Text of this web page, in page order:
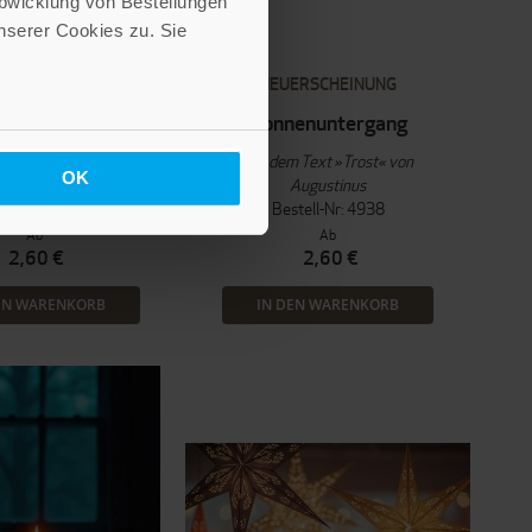
Cookies zu. Sie
OK
Andrea Abele
Nr: 4937
Ab
2,60 €
WARENKORB
NEUERSCHEINUNG
Sonnenuntergang
Mit dem Text »Trost« von
Augustinus
Bestell-Nr: 4938
Ab
2,60 €
IN DEN WARENKORB